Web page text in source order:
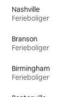
Nashville
Ferieboliger
Branson
Ferieboliger
Birmingham
Ferieboliger